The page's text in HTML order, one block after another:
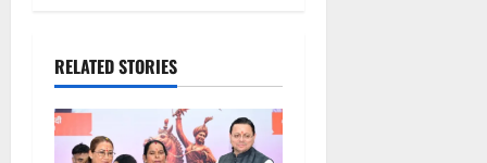
RELATED STORIES